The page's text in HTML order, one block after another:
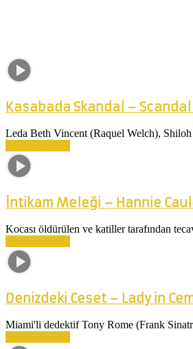
Kasabada Skandal – Scandal
Leda Beth Vincent (Raquel Welch), Shiloh
İntikam Meleği – Hannie
Kocası öldürülen ve katiller tarafından
Denizdeki Ceset – Lady in
Miami'li dedektif Tony Rome (Frank